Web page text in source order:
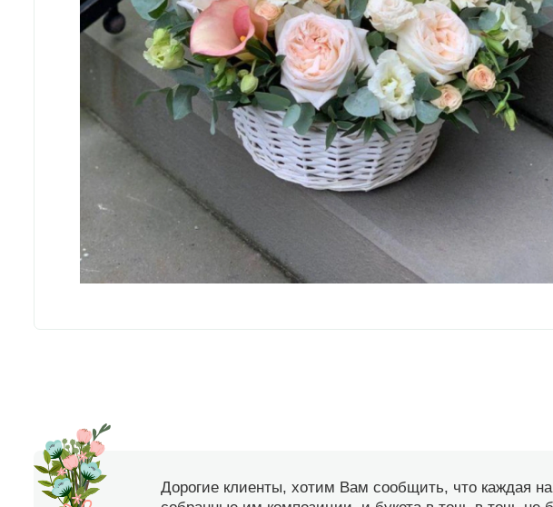
Дорогие клиенты, хотим Вам сообщить, что каждая